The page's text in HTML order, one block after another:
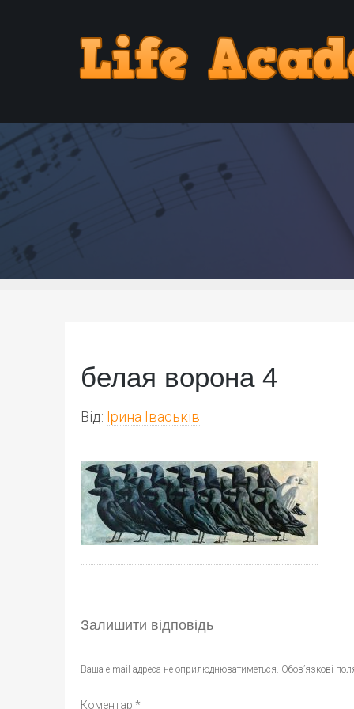
белая ворона 4
Від: Ірина Іваськів
Залишити відповідь
Ваша e-mail адреса не оприлюднюватиметься. Обов’язкові
Коментар *